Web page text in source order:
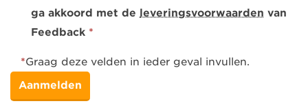
ga akkoord met de leveringsvoorwaarden van
Feedback *
*Graag deze velden in ieder geval invullen.